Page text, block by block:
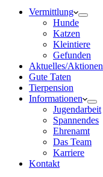
Vermittlung
Hunde
Katzen
Kleintiere
Gefunden
Aktuelles/Aktionen
Gute Taten
Tierpension
Informationen
Jugendarbeit
Spannendes
Ehrenamt
Das Team
Karriere
Kontakt